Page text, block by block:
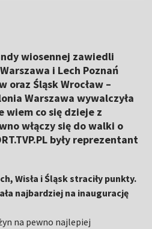
wiosennej zawiedli
i Lech Poznań
oraz Śląsk Wrocław –
Warszawa wywalczyła
wiem co się dzieje z
włączy się do walki o
były reprezentant
Wisła i Śląsk straciły punkty.
najbardziej na inaugurację
na pewno najlepiej